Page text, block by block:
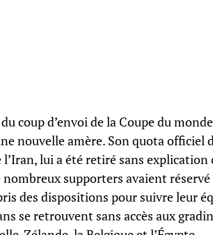
coup d’envoi de la Coupe du
nouvelle amère. Son quota officiel
l’Iran, lui a été retiré sans
nombreux supporters avaient
des dispositions pour suivre leur
se retrouvent sans accès aux